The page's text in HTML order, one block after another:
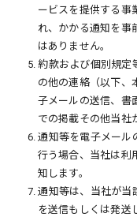
ービスを提供する事
れ、かかる通知を事
はありません。
5. 約款および個別規
の他の連絡（以下、
子メールの送信、書
での掲載その他当社
6. 通知等を電子メール
行う場合、当社は利
知します。
7. 通知等は、当社が当
を送信もしくは発送